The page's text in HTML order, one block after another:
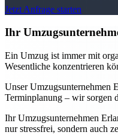
Jetzt Anfrage starten
Ihr
Ein Umzug ist immer mit
Wesentliche konzentrieren
Unser Umzugsunternehmen
Terminplanung – wir sorgen
Ihr Umzugsunternehmen
nur stressfrei, sondern auch